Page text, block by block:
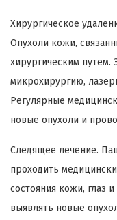
Хирургическое
Опухоли кожи,
хирургическим путем.
микрохирургию,
Регулярные
новые опухоли и
Следящее лечение.
проходить
состояния кожи, глаз
выявлять новые